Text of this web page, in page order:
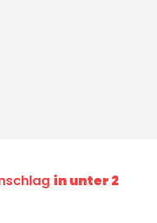
in unter 2